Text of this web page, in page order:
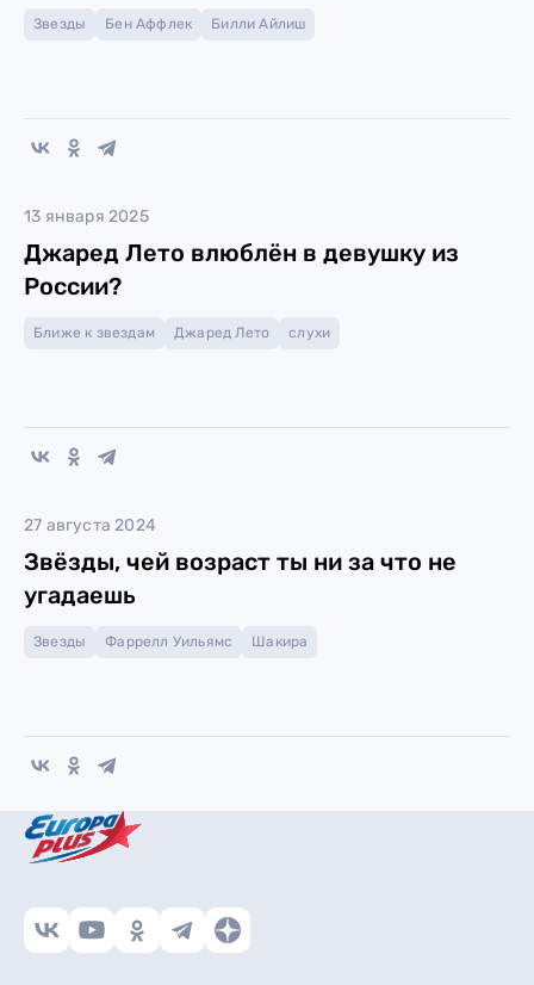
Звезды Бен Аффлек Билли Айлиш
13 января 2025
Джаред Лето влюблён в девушку из
России?
Ближе к звездам Джаред Лето слухи
27 августа 2024
Звёзды, чей возраст ты ни за что не
угадаешь
Звезды Фаррелл Уильямс Шакира